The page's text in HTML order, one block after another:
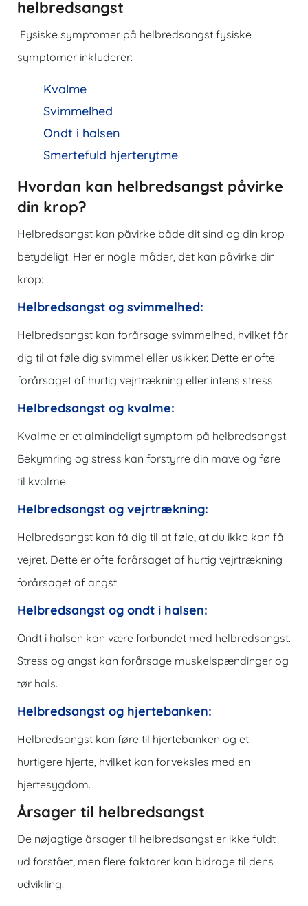
helbredsangst
Fysiske symptomer på helbredsangst fysiske
symptomer inkluderer:
Kvalme
Svimmelhed
Ondt i halsen
Smertefuld hjerterytme
Hvordan kan helbredsangst påvirke
din krop?
Helbredsangst kan påvirke både dit sind og din krop
betydeligt. Her er nogle måder, det kan påvirke din
krop:
Helbredsangst og svimmelhed:
Helbredsangst kan forårsage svimmelhed, hvilket får
dig til at føle dig svimmel eller usikker. Dette er ofte
forårsaget af hurtig vejrtrækning eller intens stress.
Helbredsangst og kvalme:
Kvalme er et almindeligt symptom på helbredsangst.
Bekymring og stress kan forstyrre din mave og føre
til kvalme.
Helbredsangst og vejrtrækning:
Helbredsangst kan få dig til at føle, at du ikke kan få
vejret. Dette er ofte forårsaget af hurtig vejrtrækning
forårsaget af angst.
Helbredsangst og ondt i halsen:
Ondt i halsen kan være forbundet med helbredsangst.
Stress og angst kan forårsage muskelspændinger og
tør hals.
Helbredsangst og hjertebanken:
Helbredsangst kan føre til hjertebanken og et
hurtigere hjerte, hvilket kan forveksles med en
hjertesygdom.
Årsager til helbredsangst
De nøjagtige årsager til helbredsangst er ikke fuldt
ud forstået, men flere faktorer kan bidrage til dens
udvikling: